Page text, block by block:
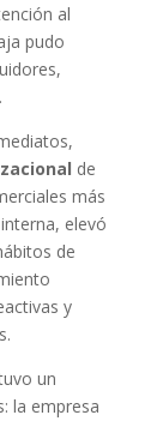
al
pudo
de
más
elevó
de
y
un
la empresa